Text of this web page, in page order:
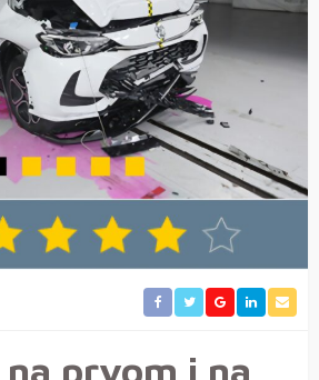
prvom i na